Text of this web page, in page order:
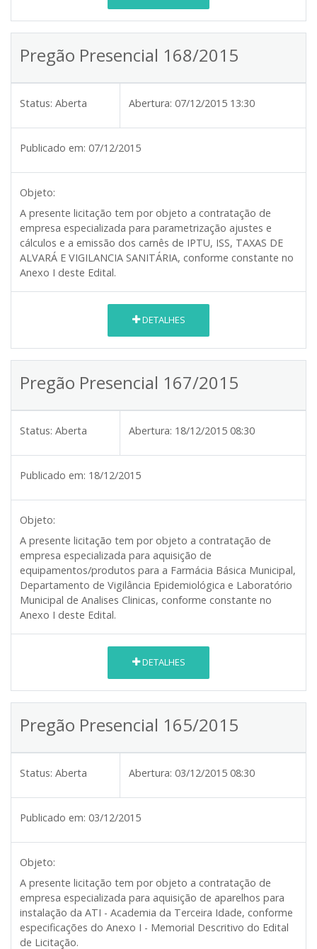
Pregão Presencial 168/2015
Status: Aberta Abertura: 07/12/2015 13:30
Publicado em: 07/12/2015
Objeto:
A presente licitação tem por objeto a contratação de
empresa especializada para parametrização ajustes e
cálculos e a emissão dos carnês de IPTU, ISS, TAXAS DE
ALVARÁ E VIGILANCIA SANITÁRIA, conforme constante no
Anexo I deste Edital.
DETALHES
Pregão Presencial 167/2015
Status: Aberta Abertura: 18/12/2015 08:30
Publicado em: 18/12/2015
Objeto:
A presente licitação tem por objeto a contratação de
empresa especializada para aquisição de
equipamentos/produtos para a Farmácia Básica Municipal,
Departamento de Vigilância Epidemiológica e Laboratório
Municipal de Analises Clinicas, conforme constante no
Anexo I deste Edital.
DETALHES
Pregão Presencial 165/2015
Status: Aberta Abertura: 03/12/2015 08:30
Publicado em: 03/12/2015
Objeto:
A presente licitação tem por objeto a contratação de
empresa especializada para aquisição de aparelhos para
instalação da ATI - Academia da Terceira Idade, conforme
especificações do Anexo I - Memorial Descritivo do Edital
de Licitação.